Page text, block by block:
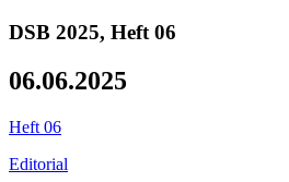
DSB 2025, Heft 06
06.06.2025
Heft 06
Editorial